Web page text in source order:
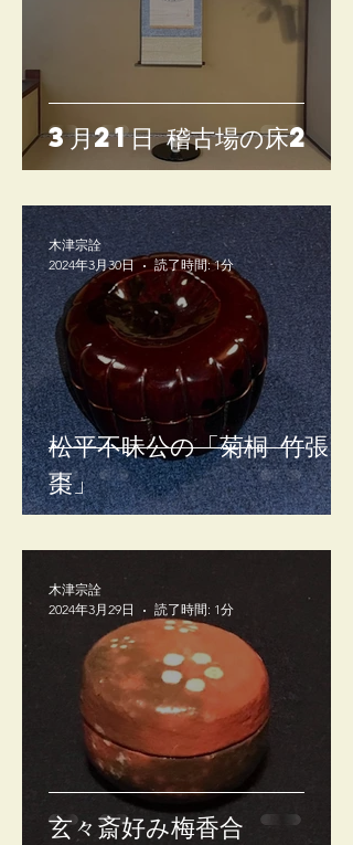
3月21日 稽古場の床2
松平不昧公の「菊桐 竹張
棗」
木津宗詮
2024年3月30日
読了時間: 1分
玄々斎好み梅香合
木津宗詮
2024年3月29日
読了時間: 1分